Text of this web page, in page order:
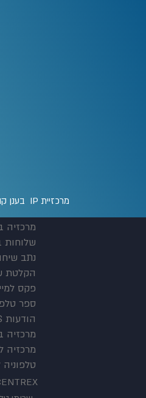
מרכזיית IP בענן קונקט | שרותי טלפוניה לעסקים בענן טלפון: 03-300-0000 |
מרכזיה
שלוחות
נתב
הקלטת
פקס
ספר
הודעות SMS
מרכזיה
מרכזיה